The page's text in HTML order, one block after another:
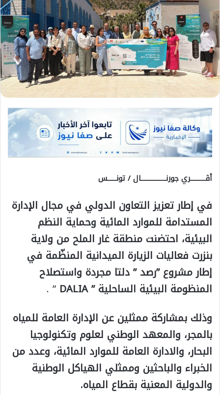
أڨــــــــــري جورنـــــــــــــــــال / تونــــــس
في إطار تعزيز التعاون الدولي في مجال الإدارة
المستدامة للموارد المائية وحماية النظم
البيئية، احتضنت منطقة غار الملح من ولاية
بنزرت فعاليات الزيارة الميدانية المنظّمة في
إطار مشروع ”رصد ” دلتا مجردة واستصلاح
المنظومة البيئية الساحلية ” DALIA
” .
وذلك بمشاركة ممثلين عن الإدارة العامة للمياه
بالمجر، والمعهد الوطني لعلوم وتكنولوجيا
البحار، والادارة العامة للموارد المائية، وعدد من
الخبراء والباحثين وممثلي الهياكل الوطنية
والدولية المعنية بقطاع المياه.